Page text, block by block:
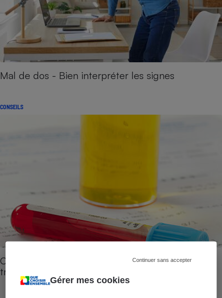
Gérer mes cookies
Continuer sans accepter
Mal de dos - Bien interpréter les signes
CONSEILS
Cystite - Comment ne pas se tromper de
traitement